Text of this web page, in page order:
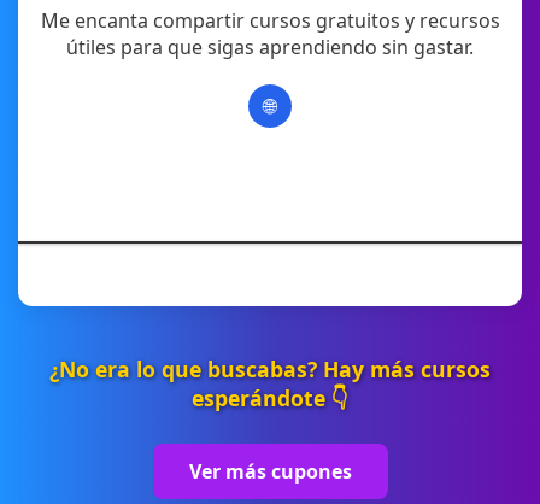
Me encanta compartir cursos gratuitos y recursos
útiles para que sigas aprendiendo sin gastar.
🌐
¿No era lo que buscabas? Hay más cursos
esperándote 👇
Ver más cupones